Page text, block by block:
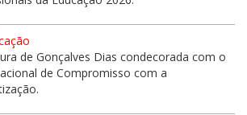
de Gonçalves Dias condecorada com o
de Compromisso com a